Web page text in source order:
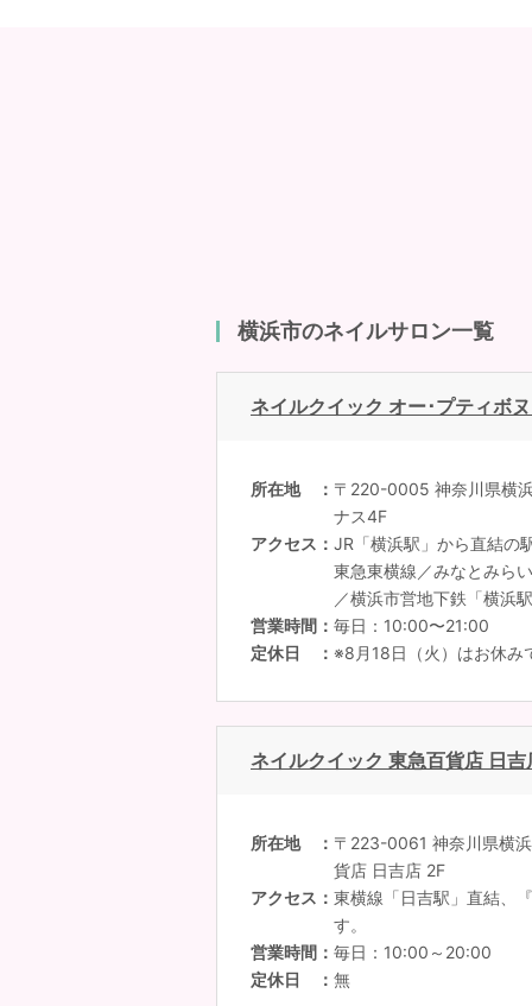
横浜市のネイルサロン一覧
ネイルクイック オー･プティボ
所在地
〒220-0005 神奈川県横
ナス4F
アクセス
JR「横浜駅」から直結の
東急東横線／みなとみら
／横浜市営地下鉄「横浜
営業時間
毎日：10:00〜21:00
定休日
※8月18日（火）はお休み
ネイルクイック 東急百貨店 日吉
所在地
〒223-0061 神奈川県横
貨店 日吉店 2F
アクセス
東横線「日吉駅」直結、
す。
営業時間
毎日：10:00～20:00
定休日
無